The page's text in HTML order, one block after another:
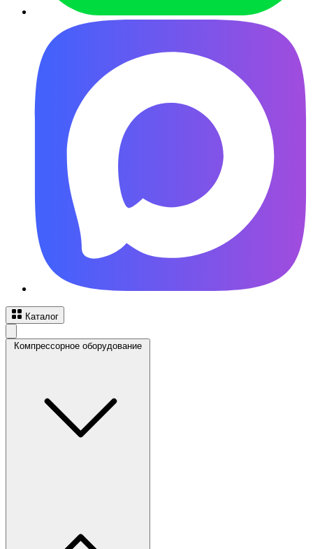
Каталог
Компрессорное оборудование